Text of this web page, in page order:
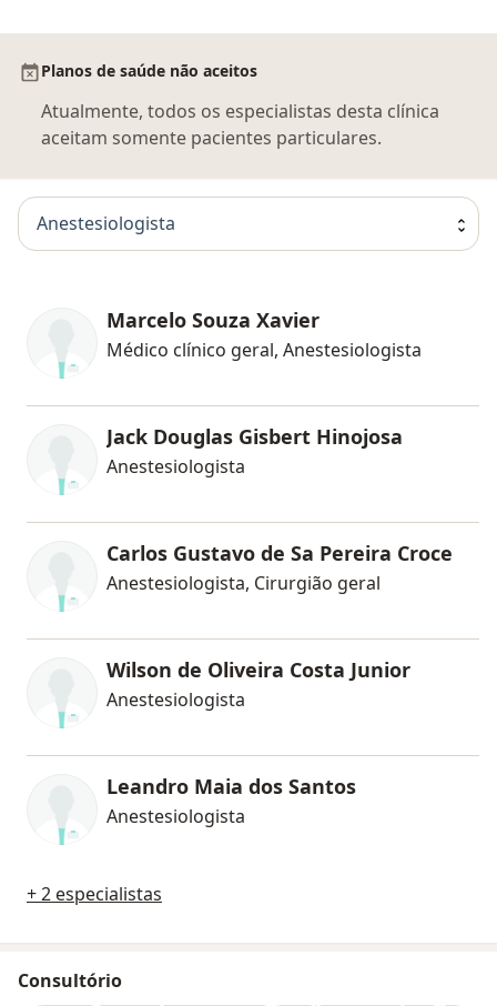
Planos de saúde não aceitos
Atualmente, todos os especialistas desta clínica
aceitam somente pacientes particulares.
Anestesiologista
Marcelo Souza Xavier
Médico clínico geral, Anestesiologista
Jack Douglas Gisbert Hinojosa
Anestesiologista
Carlos Gustavo de Sa Pereira Croce
Anestesiologista, Cirurgião geral
Wilson de Oliveira Costa Junior
Anestesiologista
Leandro Maia dos Santos
Anestesiologista
+ 2 especialistas
Consultório